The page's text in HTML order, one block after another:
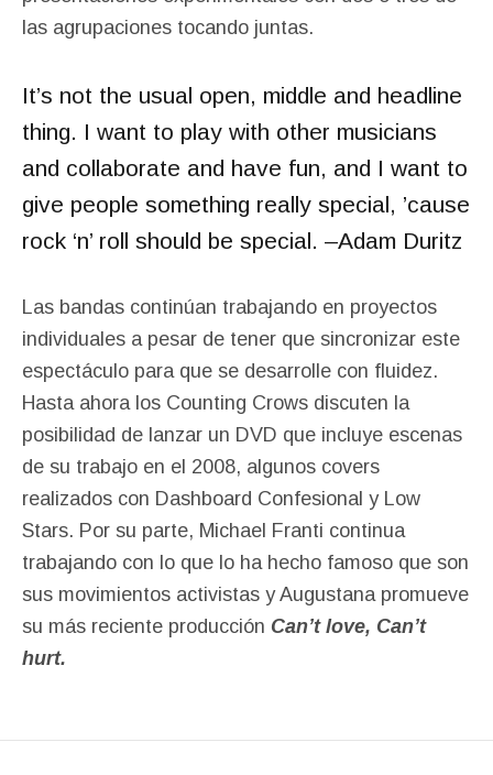
las agrupaciones tocando juntas.
It’s not the usual open, middle and headline
thing. I want to play with other musicians
and collaborate and have fun, and I want to
give people something really special, ’cause
rock ‘n’ roll should be special. –Adam Duritz
Las bandas continúan trabajando en proyectos
individuales a pesar de tener que sincronizar este
espectáculo para que se desarrolle con fluidez.
Hasta ahora los Counting Crows discuten la
posibilidad de lanzar un DVD que incluye escenas
de su trabajo en el 2008, algunos covers
realizados con Dashboard Confesional y Low
Stars. Por su parte, Michael Franti continua
trabajando con lo que lo ha hecho famoso que son
sus movimientos activistas y Augustana promueve
su más reciente producción Can’t love, Can’t
hurt.